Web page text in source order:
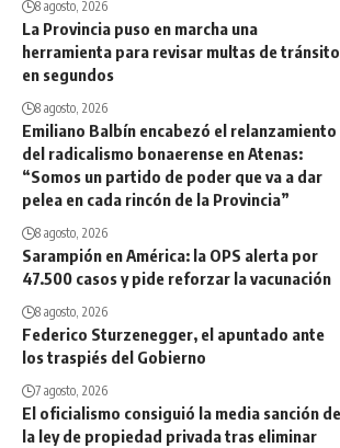
8 agosto, 2026
La Provincia puso en marcha una
herramienta para revisar multas de tránsito
en segundos
8 agosto, 2026
Emiliano Balbín encabezó el relanzamiento
del radicalismo bonaerense en Atenas:
“Somos un partido de poder que va a dar
pelea en cada rincón de la Provincia”
8 agosto, 2026
Sarampión en América: la OPS alerta por
47.500 casos y pide reforzar la vacunación
8 agosto, 2026
Federico Sturzenegger, el apuntado ante
los traspiés del Gobierno
7 agosto, 2026
El oficialismo consiguió la media sanción de
la ley de propiedad privada tras eliminar